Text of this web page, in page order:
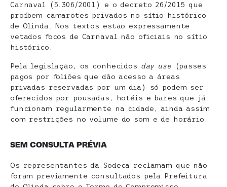
Carnaval (5.306/2001) e o decreto 26/2015 que
proíbem camarotes privados no sítio histórico
de Olinda. Nos textos estão expressamente
vetados focos de Carnaval não oficiais no sítio
histórico.
Pela legislação, os conhecidos day use
(passes
pagos por foliões que dão acesso a áreas
privadas reservadas por um dia) só podem ser
oferecidos por pousadas, hotéis e bares que já
funcionam regularmente na cidade, ainda assim
com restrições no volume do som e de horário.
SEM CONSULTA PRÉVIA
Os representantes da Sodeca reclamam que não
foram previamente consultados pela Prefeitura